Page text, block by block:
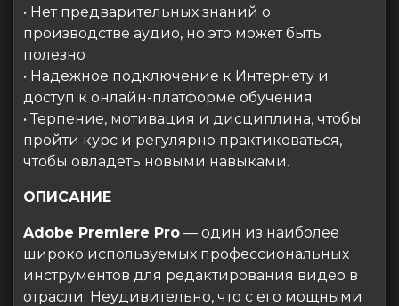
• Нет предварительных знаний о
производстве аудио, но это может быть
полезно
• Надежное подключение к Интернету и
доступ к онлайн-платформе обучения
• Терпение, мотивация и дисциплина, чтобы
пройти курс и регулярно практиковаться,
чтобы овладеть новыми навыками.
ОПИСАНИЕ
Adobe Premiere Pro — один из наиболее
широко используемых профессиональных
инструментов для редактирования видео в
отрасли. Неудивительно, что с его мощными